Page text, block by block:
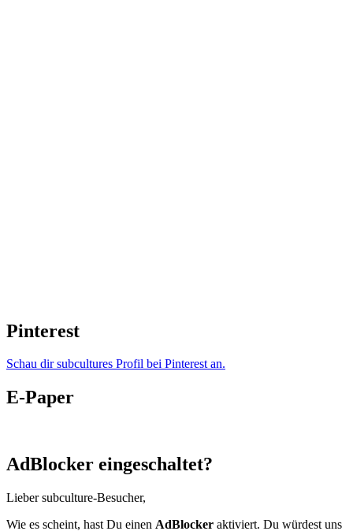
Pinterest
Schau dir subcultures Profil bei Pinterest an.
E-Paper
AdBlocker eingeschaltet?
Lieber subculture-Besucher,
Wie es scheint, hast Du einen AdBlocker aktiviert. Du würdest uns